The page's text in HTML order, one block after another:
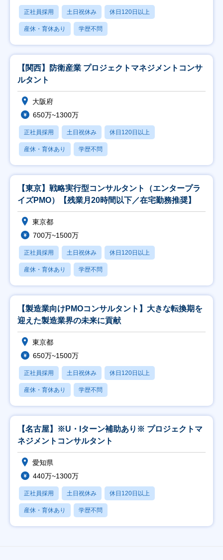
正社員採用 土日祝休み 休日120日以上
産休・育休あり 学歴不問
【関西】防衛産業 プロジェクトマネジメントコンサ
ルタント
大阪府
650万~1300万
正社員採用 土日祝休み 休日120日以上
産休・育休あり 学歴不問
【東京】戦略実行型コンサルタント（エンタープラ
イズPMO）【残業月20時間以下／在宅勤務推奨】
東京都
700万~1500万
正社員採用 土日祝休み 休日120日以上
産休・育休あり 学歴不問
【製造業向けPMOコンサルタント】大きな転換期を
迎えた製造業界の未来に貢献
東京都
650万~1500万
正社員採用 土日祝休み 休日120日以上
産休・育休あり 学歴不問
【名古屋】※U・Iターン補助あり※ プロジェクトマ
ネジメントコンサルタント
愛知県
440万~1300万
正社員採用 土日祝休み 休日120日以上
産休・育休あり 学歴不問